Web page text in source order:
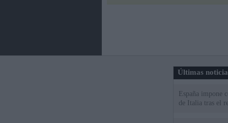
Últimas
España impone
de Italia tras el